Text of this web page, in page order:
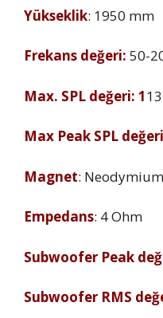
Yükseklik: 1950 mm
Frekans değeri: 50-
Max. SPL değeri: 1
Max Peak SPL
Magnet: Neodymium
Empedans: 4 Ohm
Subwoofer Peak
Subwoofer RMS